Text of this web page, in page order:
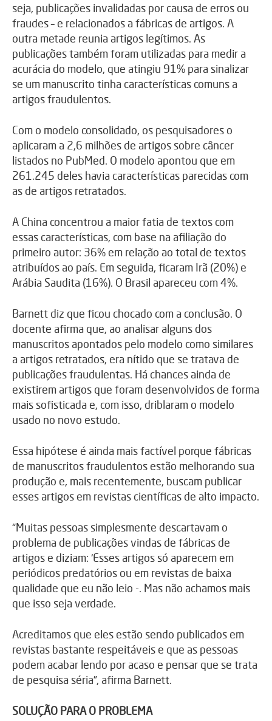
seja, publicações invalidadas por causa de erros ou
fraudes – e relacionados a fábricas de artigos. A
outra metade reunia artigos legítimos. As
publicações também foram utilizadas para medir a
acurácia do modelo, que atingiu 91% para sinalizar
se um manuscrito tinha características comuns a
artigos fraudulentos.
Com o modelo consolidado, os pesquisadores o
aplicaram a 2,6 milhões de artigos sobre câncer
listados no PubMed. O modelo apontou que em
261.245 deles havia características parecidas com
as de artigos retratados.
A China concentrou a maior fatia de textos com
essas características, com base na afiliação do
primeiro autor: 36% em relação ao total de textos
atribuídos ao país. Em seguida, ficaram Irã (20%) e
Arábia Saudita (16%). O Brasil apareceu com 4%.
Barnett diz que ficou chocado com a conclusão. O
docente afirma que, ao analisar alguns dos
manuscritos apontados pelo modelo como similares
a artigos retratados, era nítido que se tratava de
publicações fraudulentas. Há chances ainda de
existirem artigos que foram desenvolvidos de forma
mais sofisticada e, com isso, driblaram o modelo
usado no novo estudo.
Essa hipótese é ainda mais factível porque fábricas
de manuscritos fraudulentos estão melhorando sua
produção e, mais recentemente, buscam publicar
esses artigos em revistas científicas de alto impacto.
“Muitas pessoas simplesmente descartavam o
problema de publicações vindas de fábricas de
artigos e diziam: ‘Esses artigos só aparecem em
periódicos predatórios ou em revistas de baixa
qualidade que eu não leio -. Mas não achamos mais
que isso seja verdade.
Acreditamos que eles estão sendo publicados em
revistas bastante respeitáveis e que as pessoas
podem acabar lendo por acaso e pensar que se trata
de pesquisa séria”, afirma Barnett.
SOLUÇÃO PARA O PROBLEMA